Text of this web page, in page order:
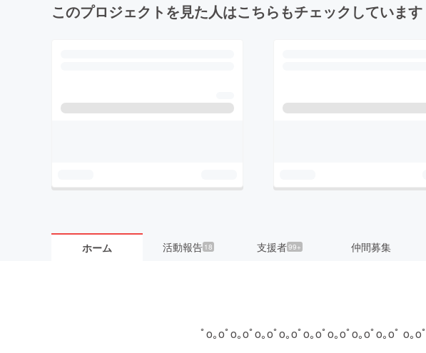
このプロジェクトを見た人はこちらもチェックしています
ホーム 活動報告 18 支援者99+ 仲間募集
ﾟo｡oﾟo｡oﾟo｡oﾟo｡oﾟo｡oﾟo｡oﾟo｡oﾟo｡oﾟ o｡oﾟ